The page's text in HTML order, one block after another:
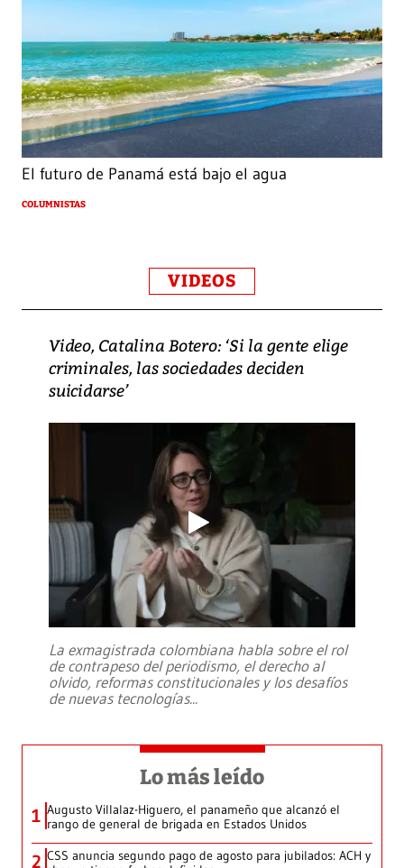
El futuro de Panamá está bajo el agua
COLUMNISTAS
VIDEOS
Video, Catalina Botero: ‘Si la gente elige
criminales, las sociedades deciden
suicidarse’
La exmagistrada colombiana habla sobre el rol
de contrapeso del periodismo, el derecho al
olvido, reformas constitucionales y los desafíos
de nuevas tecnologías...
Lo más leído
1 Augusto Villalaz-Higuero, el panameño que alcanzó el
rango de general de brigada en Estados Unidos
2 CSS anuncia segundo pago de agosto para jubilados: ACH y